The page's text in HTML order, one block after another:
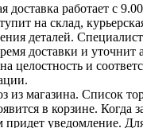
доставка работает с
на склад,
деталей.
доставки и уточнит
целостность и
из магазина. Список
в корзине. Когда
придет уведомление.